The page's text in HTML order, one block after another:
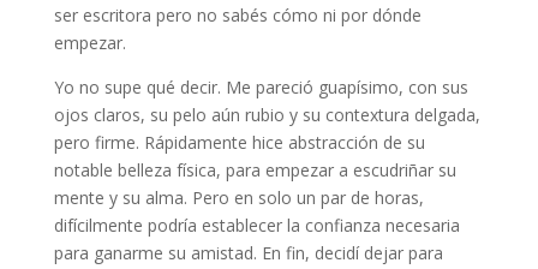
ser escritora pero no sabés cómo ni por dónde
empezar.
Yo no supe qué decir. Me pareció guapísimo, con sus
ojos claros, su pelo aún rubio y su contextura delgada,
pero firme. Rápidamente hice abstracción de su
notable belleza física, para empezar a escudriñar su
mente y su alma. Pero en solo un par de horas,
difícilmente podría establecer la confianza necesaria
para ganarme su amistad. En fin, decidí dejar para